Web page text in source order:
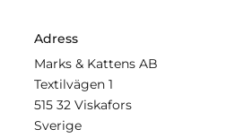
Adress
Marks & Kattens AB
Textilvägen 1
515 32 Viskafors
Sverige